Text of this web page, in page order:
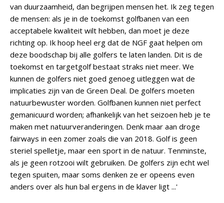
van duurzaamheid, dan begrijpen mensen het. Ik zeg tegen
de mensen: als je in de toekomst golfbanen van een
acceptabele kwaliteit wilt hebben, dan moet je deze
richting op. Ik hoop heel erg dat de NGF gaat helpen om
deze boodschap bij alle golfers te laten landen. Dit is de
toekomst en targetgolf bestaat straks niet meer. We
kunnen de golfers niet goed genoeg uitleggen wat de
implicaties zijn van de Green Deal. De golfers moeten
natuurbewuster worden. Golfbanen kunnen niet perfect
gemanicuurd worden; afhankelijk van het seizoen heb je te
maken met natuurveranderingen. Denk maar aan droge
fairways in een zomer zoals die van 2018. Golf is geen
steriel spelletje, maar een sport in de natuur. Tenminste,
als je geen rotzooi wilt gebruiken. De golfers zijn echt wel
tegen spuiten, maar soms denken ze er opeens even
anders over als hun bal ergens in de klaver ligt ...'